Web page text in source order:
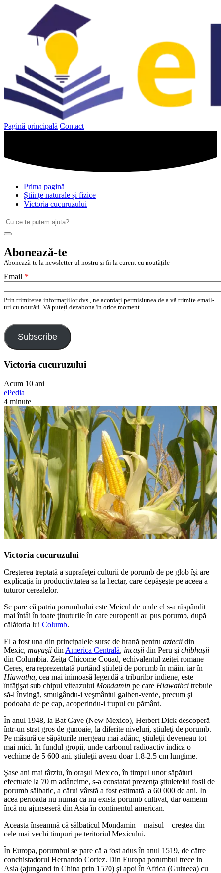
Pagină principală Contact
Prima pagină
Științe naturale și fizice
Victoria cucuruzului
Caută
după:
Search
Abonează-te
Abonează-te la newsletter-ul nostru și fii la curent cu noutățile
Email *
Prin trimiterea informațiilor dvs., ne acordați permisiunea de a vă trimite email-
uri cu noutăți. Vă puteți dezabona în orice moment.
Subscribe
Victoria cucuruzului
Acum 10 ani
ePedia
4 minute
Victoria cucuruzului
Creşterea treptată a suprafeţei culturii de porumb de pe glob îşi are
explicaţia în productivitatea sa la hectar, care depăşeşte pe aceea a
tuturor cerealelor.
Se pare că patria porumbului este Meicul de unde el s-a răspândit
mai întâi în toate ţinuturile în care europenii au pus porumb, după
călătoria lui Columb.
El a fost una din principalele surse de hrană pentru aztecii din
Mexic, mayaşii din America Centrală, incaşii din Peru şi chibhaşii
din Columbia. Zeiţa Chicome Couad, echivalentul zeiţei romane
Ceres, era reprezentată purtând ştiuleţi de porumb în mâini iar în
Hiawatha, cea mai inimoasă legendă a triburilor indiene, este
înfăţişat sub chipul viteazului Mondamin pe care Hiawathci trebuie
să-l învingă, smulgându-i veşmântul galben-verde, precum şi
podoaba de pe cap, acoperindu-i trupul cu pământ.
În anul 1948, la Bat Cave (New Mexico), Herbert Dick descoperă
într-un strat gros de gunoaie, la diferite niveluri, ştiuleţi de porumb.
Pe măsură ce săpăturile mergeau mai adânc, ştiuleţii deveneau tot
mai mici. In fundul gropii, unde carbonul radioactiv indica o
vechime de 5 600 ani, ştiuleţii aveau doar 1,8-2,5 cm lungime.
Şase ani mai târziu, în oraşul Mexico, în timpul unor săpături
efectuate la 70 m adâncime, s-a constatat prezenţa ştiuletelui fosil de
porumb sălbatic, a cărui vârstă a fost estimată la 60 000 de ani. In
acea perioadă nu numai că nu exista porumb cultivat, dar oamenii
încă nu ajunseseră din Asia în continentul american.
Aceasta înseamnă că sălbaticul Mondamin – maisul – creştea din
cele mai vechi timpuri pe teritoriul Mexicului.
În Europa, porumbul se pare că a fost adus în anul 1519, de către
conchistadorul Hernando Cortez. Din Europa porumbul trece in
Asia (ajungand in China prin 1570) şi apoi în Africa (Guineea) cu